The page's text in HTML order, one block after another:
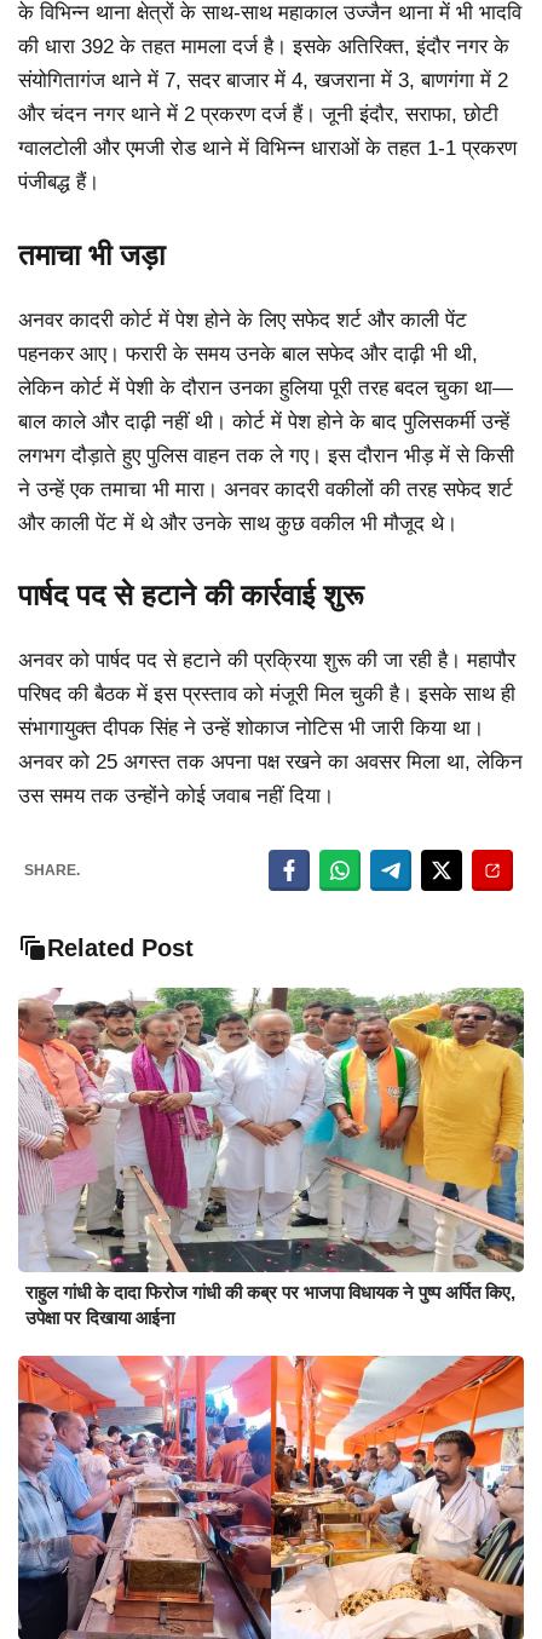
के विभिन्न थाना क्षेत्रों के साथ-साथ महाकाल उज्जैन थाना में भी भादवि
की धारा 392 के तहत मामला दर्ज है। इसके अतिरिक्त, इंदौर नगर के
संयोगितागंज थाने में 7, सदर बाजार में 4, खजराना में 3, बाणगंगा में 2
और चंदन नगर थाने में 2 प्रकरण दर्ज हैं। जूनी इंदौर, सराफा, छोटी
ग्वालटोली और एमजी रोड थाने में विभिन्न धाराओं के तहत 1-1 प्रकरण
पंजीबद्ध हैं।
तमाचा भी जड़ा
अनवर कादरी कोर्ट में पेश होने के लिए सफेद शर्ट और काली पेंट
पहनकर आए। फरारी के समय उनके बाल सफेद और दाढ़ी भी थी,
लेकिन कोर्ट में पेशी के दौरान उनका हुलिया पूरी तरह बदल चुका था—
बाल काले और दाढ़ी नहीं थी। कोर्ट में पेश होने के बाद पुलिसकर्मी उन्हें
लगभग दौड़ाते हुए पुलिस वाहन तक ले गए। इस दौरान भीड़ में से किसी
ने उन्हें एक तमाचा भी मारा। अनवर कादरी वकीलों की तरह सफेद शर्ट
और काली पेंट में थे और उनके साथ कुछ वकील भी मौजूद थे।
पार्षद पद से हटाने की कार्रवाई शुरू
अनवर को पार्षद पद से हटाने की प्रक्रिया शुरू की जा रही है। महापौर
परिषद की बैठक में इस प्रस्ताव को मंजूरी मिल चुकी है। इसके साथ ही
संभागायुक्त दीपक सिंह ने उन्हें शोकाज नोटिस भी जारी किया था।
अनवर को 25 अगस्त तक अपना पक्ष रखने का अवसर मिला था, लेकिन
उस समय तक उन्होंने कोई जवाब नहीं दिया।
SHARE.
Related Post
राहुल गांधी के दादा फिरोज गांधी की कब्र पर भाजपा विधायक ने पुष्प अर्पित किए,
उपेक्षा पर दिखाया आईना